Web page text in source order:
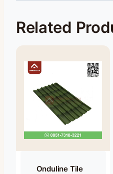
Related
Onduline Tile